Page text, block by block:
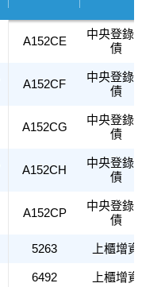
A152CE
中央登錄
債
A152CF
中央登錄
債
A152CG
中央登錄
債
A152CH
中央登錄
債
A152CP
中央登錄
債
5263 上櫃增資
6492 上櫃增資